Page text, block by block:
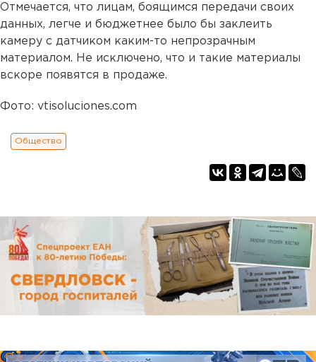
Отмечается, что лицам, боящимся передачи своих
данных, легче и бюджетнее было бы заклеить
камеру с датчиком каким-то непрозрачным
материалом. Не исключено, что и такие материалы
вскоре появятся в продаже.
Фото: vtisoluciones.com
Общество